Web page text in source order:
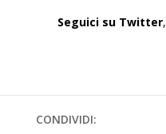
Seguici su Twitter,
CONDIVIDI: